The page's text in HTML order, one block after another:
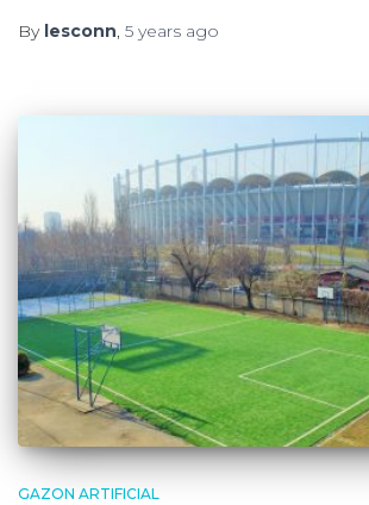
By lesconn, 5 years ago
GAZON ARTIFICIAL